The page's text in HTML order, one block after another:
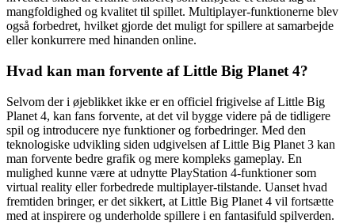
mangfoldighed og kvalitet til spillet. Multiplayer-funktionerne blev
også forbedret, hvilket gjorde det muligt for spillere at samarbejde
eller konkurrere med hinanden online.
Hvad kan man forvente af Little Big Planet 4?
Selvom der i øjeblikket ikke er en officiel frigivelse af Little Big
Planet 4, kan fans forvente, at det vil bygge videre på de tidligere
spil og introducere nye funktioner og forbedringer. Med den
teknologiske udvikling siden udgivelsen af Little Big Planet 3 kan
man forvente bedre grafik og mere kompleks gameplay. En
mulighed kunne være at udnytte PlayStation 4-funktioner som
virtual reality eller forbedrede multiplayer-tilstande. Uanset hvad
fremtiden bringer, er det sikkert, at Little Big Planet 4 vil fortsætte
med at inspirere og underholde spillere i en fantasifuld spilverden.